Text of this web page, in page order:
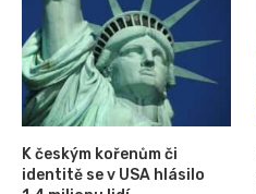
K českým kořenům či
identitě se v USA hlásilo